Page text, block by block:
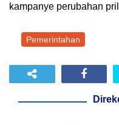
kampanye perubahan
Pemerintahan